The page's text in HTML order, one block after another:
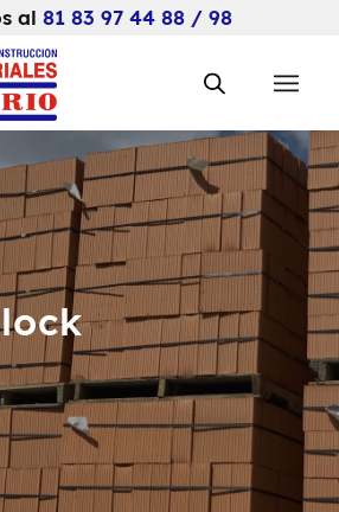
al81 83 97 44 88 / 98